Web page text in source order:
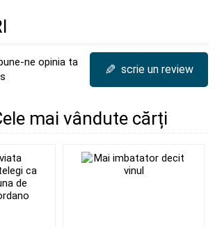
ne opinia ta
✎ scrie un review
mai vândute cărți